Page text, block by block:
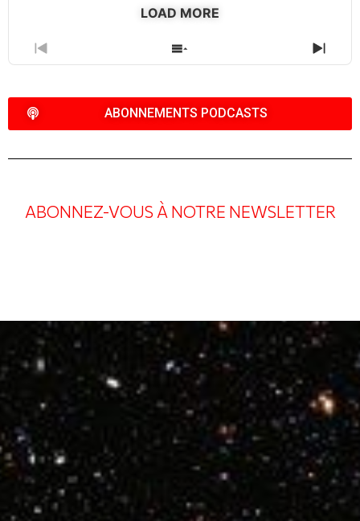
LOAD MORE
PREVIOUS
EPISODE
SHOW
EPISODES
NEXT
ABONNEMENTS PODCASTS
ABONNEZ-VOUS À NOTRE NEWSLETTER